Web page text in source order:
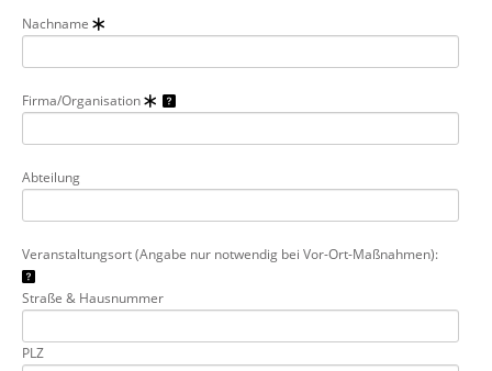
Nachname
Firma/Organisation
Abteilung
Veranstaltungsort (Angabe nur notwendig bei Vor-Ort-Maßnahmen):
Straße & Hausnummer
PLZ